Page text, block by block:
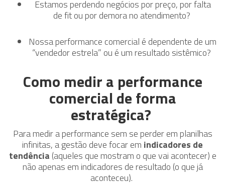
Estamos perdendo negócios por preço, por falta
de fit ou por demora no atendimento?
Nossa performance comercial é dependente de um
“vendedor estrela” ou é um resultado sistêmico?
Como medir a performance
comercial de forma
estratégica?
Para medir a performance sem se perder em planilhas
infinitas, a gestão deve focar em indicadores de
tendência (aqueles que mostram o que vai acontecer) e
não apenas em indicadores de resultado (o que já
aconteceu).